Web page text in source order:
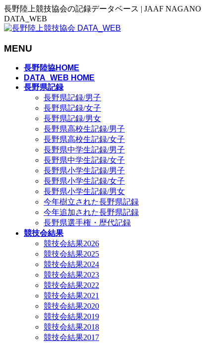
長野陸上競技協会の記録データベース | JAAF NAGANO
DATA_WEB
MENU
長野陸協HOME
DATA_WEB HOME
長野県記録
長野県記録/男子
長野県記録/女子
長野県記録/男女
長野県高校生記録/男子
長野県高校生記録/女子
長野県中学生記録/男子
長野県中学生記録/女子
長野県小学生記録/男子
長野県小学生記録/女子
長野県小学生記録/男女
今年樹立された長野県記録
今年追加された長野県記録
長野県選手権・歴代記録
競技会結果
競技会結果2026
競技会結果2025
競技会結果2024
競技会結果2023
競技会結果2022
競技会結果2021
競技会結果2020
競技会結果2019
競技会結果2018
競技会結果2017